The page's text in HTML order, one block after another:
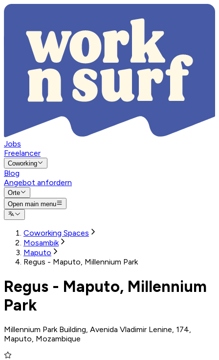
Jobs
Freelancer
Coworking
Blog
Angebot anfordern
Orte
Open main menu
Coworking Spaces
Mosambik
Maputo
Regus - Maputo, Millennium Park
Regus - Maputo, Millennium
Park
Millennium Park Building, Avenida Vladimir Lenine, 174,
Maputo, Mozambique